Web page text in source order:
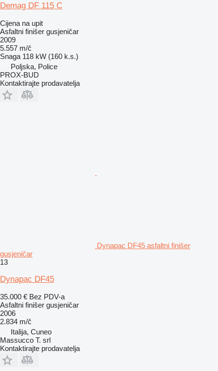
Demag DF 115 C
Cijena na upit
Asfaltni finišer gusjeničar
2009
5.557 m/č
Snaga 118 kW (160 k.s.)
Poljska, Police
PROX-BUD
Kontaktirajte prodavatelja
Dynapac DF45 asfaltni finišer
gusjeničar
13
Dynapac DF45
35.000 € Bez PDV-a
Asfaltni finišer gusjeničar
2006
2.834 m/č
Italija, Cuneo
Massucco T. srl
Kontaktirajte prodavatelja